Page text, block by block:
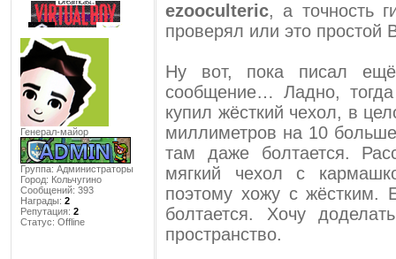
Генерал-майор
Группа: Администраторы
Город: Кольчугино
Сообщений: 393
Награды: 2
Репутация: 2
Статус: Offline
ezooculteric, а точность
проверял или это
Ну вот, пока писал
сообщение… Ладно,
купил жёсткий чехол, в
миллиметров на 10
там даже болтается.
мягкий чехол с
поэтому хожу с жёстким.
болтается. Хочу
пространство.